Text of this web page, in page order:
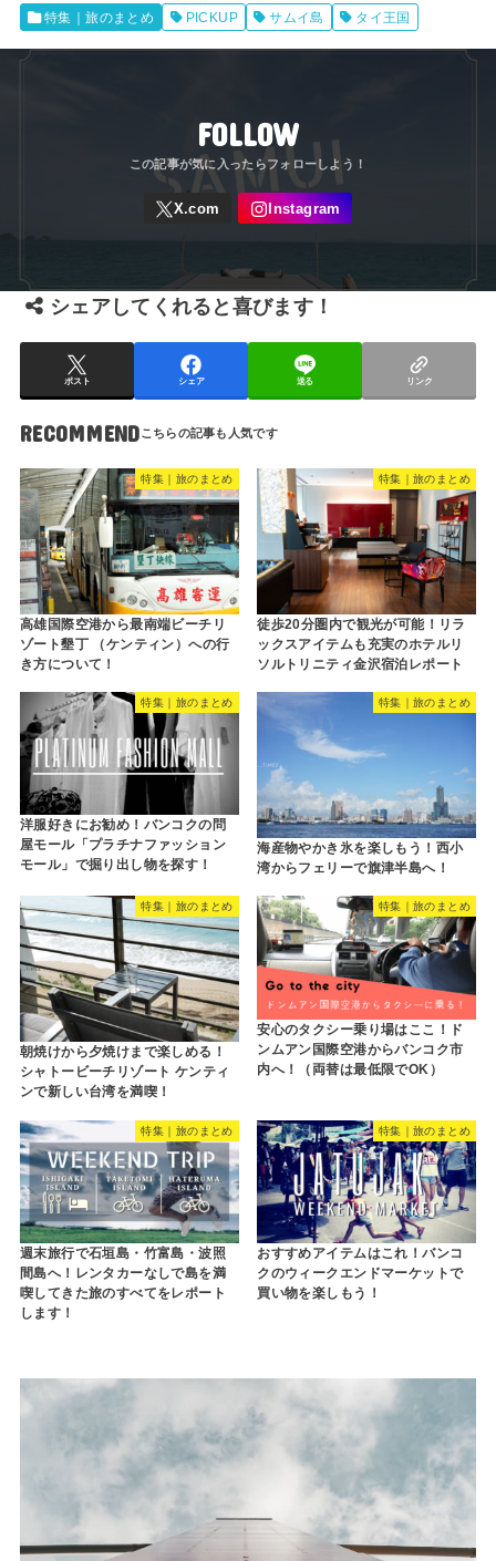
特集｜旅のまとめ PICKUP サムイ島 タイ王国
FOLLOW
シェアしてくれると喜びます！
ポスト シェア 送る リンク
RECOMMEND
特集｜旅のまとめ
高雄国際空港から最南端ビーチリ
ゾート墾丁 （ケンティン）への行
き方について！
特集｜旅のまとめ
徒歩20分圏内で観光が可能！リラ
ックスアイテムも充実のホテルリ
ソルトリニティ金沢宿泊レポート
特集｜旅のまとめ
洋服好きにお勧め！バンコクの問
屋モール「プラチナファッション
モール」で掘り出し物を探す！
特集｜旅のまとめ
海産物やかき氷を楽しもう！西小
湾からフェリーで旗津半島へ！
特集｜旅のまとめ
朝焼けから夕焼けまで楽しめる！
シャトービーチリゾート ケンティ
ンで新しい台湾を満喫！
特集｜旅のまとめ
安心のタクシー乗り場はここ！ド
ンムアン国際空港からバンコク市
内へ！（両替は最低限でOK）
特集｜旅のまとめ
週末旅行で石垣島・竹富島・波照
間島へ！レンタカーなしで島を満
喫してきた旅のすべてをレポート
します！
特集｜旅のまとめ
おすすめアイテムはこれ！バンコ
クのウィークエンドマーケットで
買い物を楽しもう！